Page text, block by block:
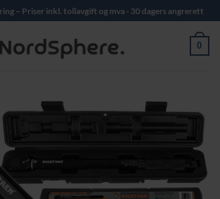
– Priser inkl. tollavgift og mva - 30 dagers angrerett
0